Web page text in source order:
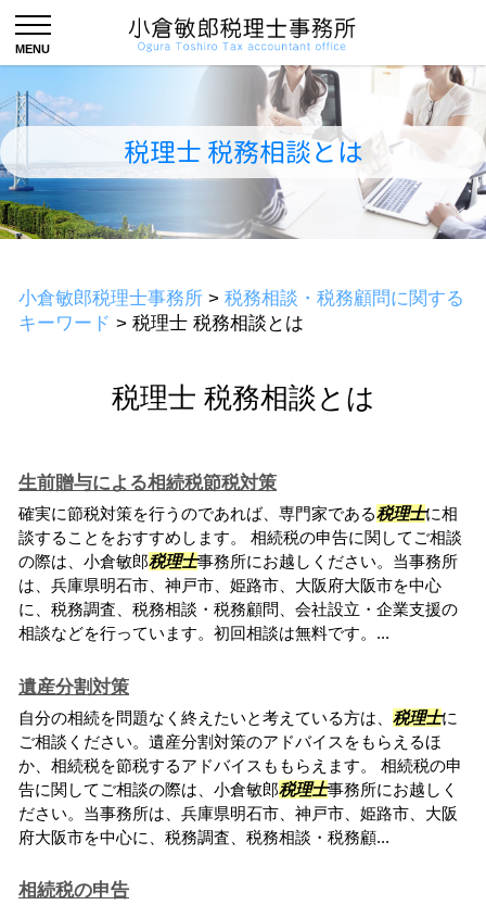
税理士 税務相談とは
小倉敏郎税理士事務所 > 税務相談・税務顧問に関する
キーワード > 税理士 税務相談とは
税理士 税務相談とは
生前贈与による相続税節税対策
確実に節税対策を行うのであれば、専門家である税理士に相
談することをおすすめします。 相続税の申告に関してご相談
の際は、小倉敏郎税理士事務所にお越しください。当事務所
は、兵庫県明石市、神戸市、姫路市、大阪府大阪市を中心
に、税務調査、税務相談・税務顧問、会社設立・企業支援の
相談などを行っています。初回相談は無料です。...
遺産分割対策
自分の相続を問題なく終えたいと考えている方は、 税理士に
ご相談ください。遺産分割対策のアドバイスをもらえるほ
か、相続税を節税するアドバイスももらえます。 相続税の申
告に関してご相談の際は、小倉敏郎税理士事務所にお越しく
ださい。当事務所は、兵庫県明石市、神戸市、姫路市、大阪
府大阪市を中心に、税務調査、税務相談・税務顧...
相続税の申告